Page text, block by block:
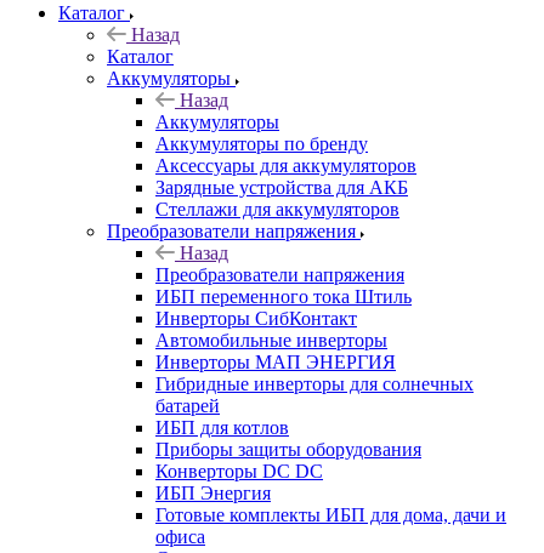
Каталог
Назад
Каталог
Аккумуляторы
Назад
Аккумуляторы
Аккумуляторы по бренду
Аксессуары для аккумуляторов
Зарядные устройства для АКБ
Стеллажи для аккумуляторов
Преобразователи напряжения
Назад
Преобразователи напряжения
ИБП переменного тока Штиль
Инверторы СибКонтакт
Автомобильные инверторы
Инверторы МАП ЭНЕРГИЯ
Гибридные инверторы для солнечных
батарей
ИБП для котлов
Приборы защиты оборудования
Конверторы DC DC
ИБП Энергия
Готовые комплекты ИБП для дома, дачи и
офиса